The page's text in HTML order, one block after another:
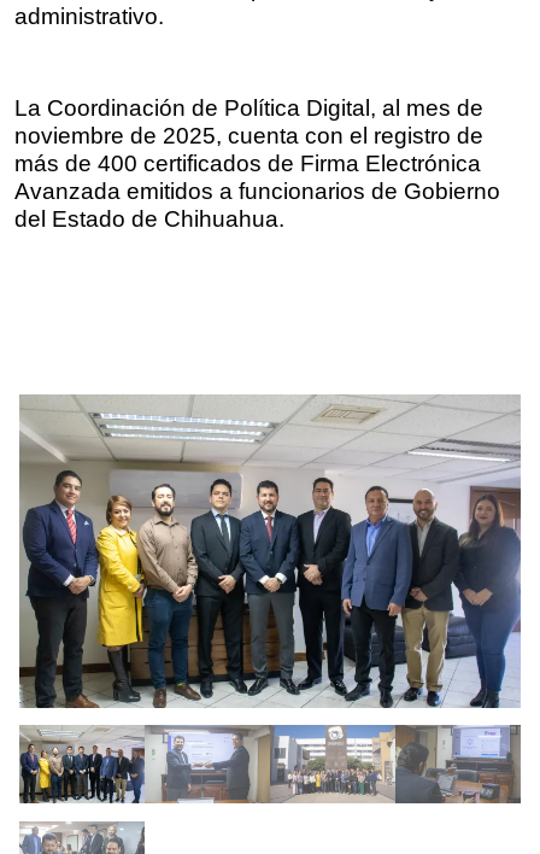
administrativo.
La Coordinación de Política Digital, al mes de
noviembre de 2025, cuenta con el registro de
más de 400 certificados de Firma Electrónica
Avanzada emitidos a funcionarios de Gobierno
del Estado de Chihuahua.